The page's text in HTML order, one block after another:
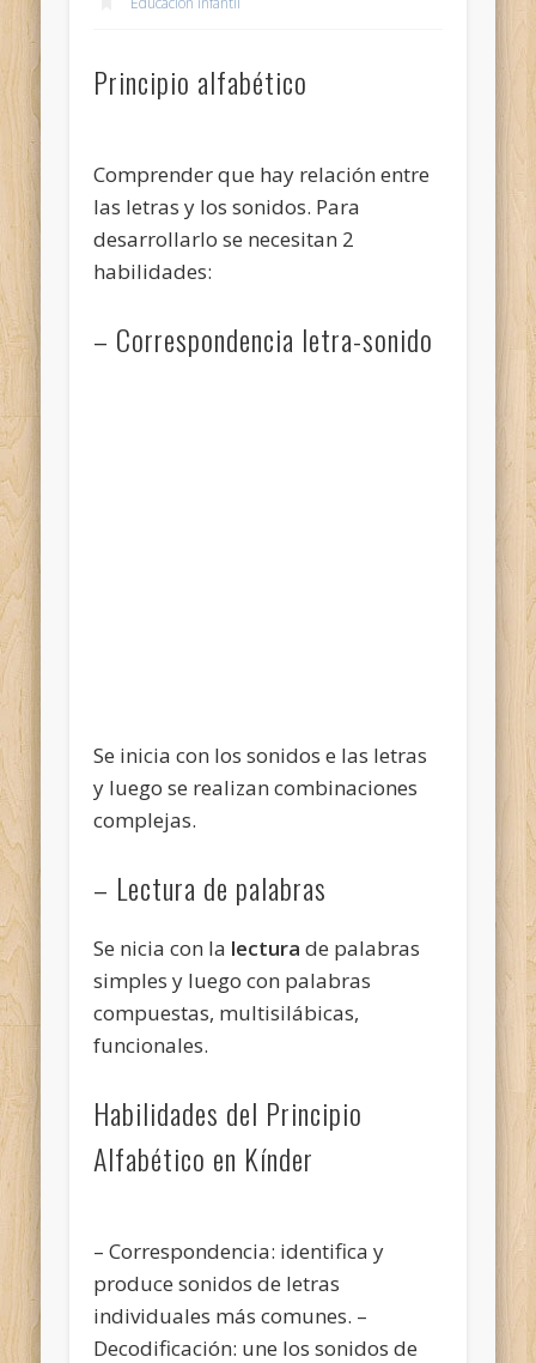
Principio alfabético
Comprender que hay relación entre
las letras y los sonidos. Para
desarrollarlo se necesitan 2
habilidades:
– Correspondencia letra-sonido
Se inicia con los sonidos e las letras
y luego se realizan combinaciones
complejas.
– Lectura de palabras
Se nicia con la lectura de palabras
simples y luego con palabras
compuestas, multisilábicas,
funcionales.
Habilidades del Principio
Alfabético en Kínder
– Correspondencia: identifica y
produce sonidos de letras
individuales más comunes. –
Decodificación: une los sonidos de